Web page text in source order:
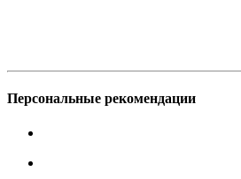
Персональные рекомендации